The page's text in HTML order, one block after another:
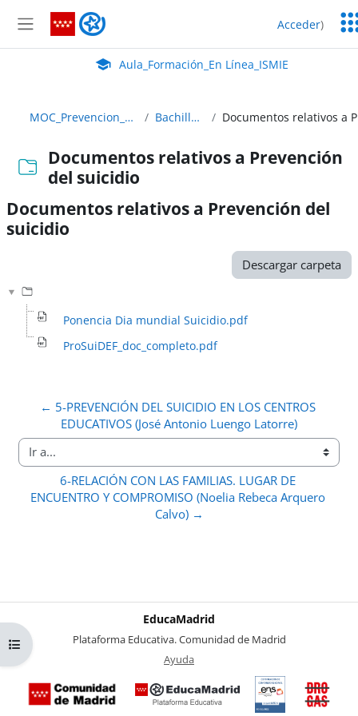
Panel lateral
Aula_Formación_En Línea_ISMIE Acceder)
Aula Virtual de EducaMadrid:
Aula_Formación_En Línea_ISMIE
Abrir índice del curso
MOC_Prevencion_22_23 ABIERTO Bachillerato y FP
Documentos relativos a Prevención
del suicidio
Documentos relativos a Prevención del
suicidio
Descargar carpeta
Ponencia Dia mundial Suicidio.pdf
ProSuiDEF_doc_completo.pdf
← 5-PREVENCIÓN DEL SUICIDIO EN LOS CENTROS
EDUCATIVOS (José Antonio Luengo Latorre)
Ir a...
6-RELACIÓN CON LAS FAMILIAS. LUGAR DE
ENCUENTRO Y COMPROMISO (Noelia Rebeca Arquero
Calvo) →
EducaMadrid
Plataforma Educativa. Comunidad de Madrid
Ayuda
Certificación
de
conformidad
con el del